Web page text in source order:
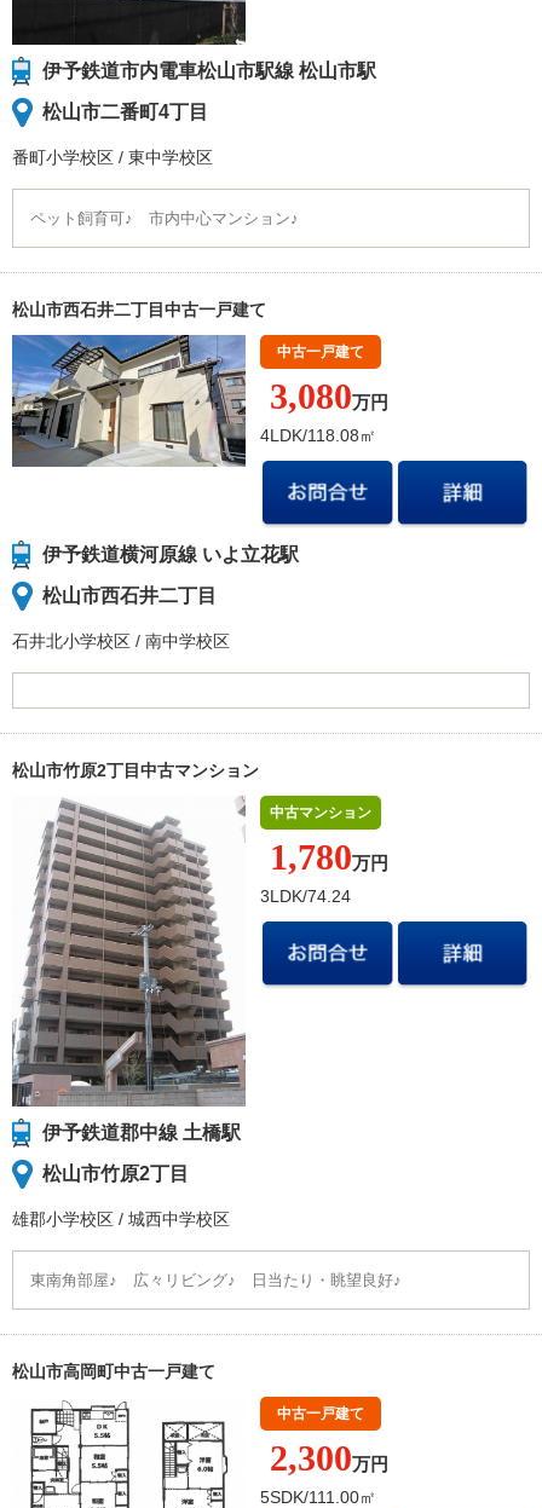
伊予鉄道市内電車松山市駅線 松山市駅
松山市二番町4丁目
番町小学校区 / 東中学校区
ペット飼育可♪ 市内中心マンション♪
松山市西石井二丁目中古一戸建て
中古一戸建て
3,080万円
4LDK/118.08㎡
伊予鉄道横河原線 いよ立花駅
松山市西石井二丁目
石井北小学校区 / 南中学校区
松山市竹原2丁目中古マンション
中古マンション
1,780万円
3LDK/74.24
伊予鉄道郡中線 土橋駅
松山市竹原2丁目
雄郡小学校区 / 城西中学校区
東南角部屋♪ 広々リビング♪ 日当たり・眺望良好♪
松山市高岡町中古一戸建て
中古一戸建て
2,300万円
5SDK/111.00㎡